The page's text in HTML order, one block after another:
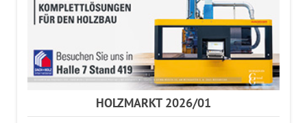
HOLZMARKT 2026/01